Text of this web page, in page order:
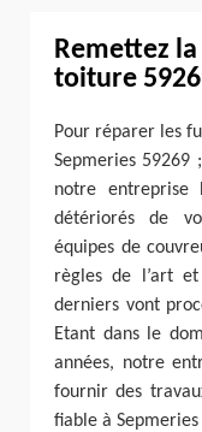
Remettez
toiture
Pour réparer les
Sepmeries 59269
notre entreprise
détériorés de
équipes de
règles de l’art
derniers vont
Etant dans le
années, notre
fournir des
fiable à Sepmeries